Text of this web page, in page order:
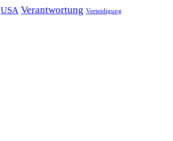
USA Verantwortung Verteidigung